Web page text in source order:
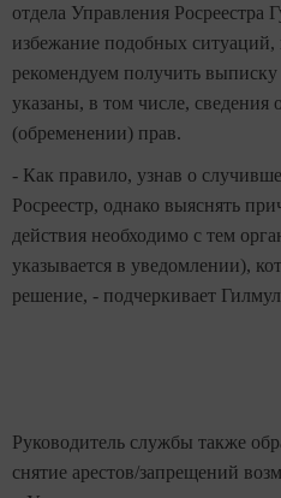
отдела Управления Росреестра
избежание подобных
рекомендуем получить
указаны, в том числе, сведения
(обременении) прав.
- Как правило, узнав о
Росреестр, однако выяснять
действия необходимо с тем
указывается в уведомлении),
решение, - подчеркивает
Руководитель службы также
снятие арестов/запрещений